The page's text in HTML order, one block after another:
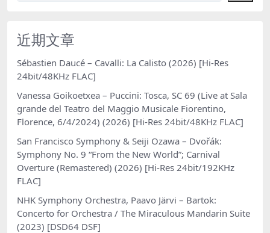
近期文章
Sébastien Daucé – Cavalli: La Calisto (2026) [Hi-Res
24bit/48KHz FLAC]
Vanessa Goikoetxea – Puccini: Tosca, SC 69 (Live at Sala
grande del Teatro del Maggio Musicale Fiorentino,
Florence, 6/4/2024) (2026) [Hi-Res 24bit/48KHz FLAC]
San Francisco Symphony & Seiji Ozawa – Dvořák:
Symphony No. 9 “From the New World”; Carnival
Overture (Remastered) (2026) [Hi-Res 24bit/192KHz
FLAC]
NHK Symphony Orchestra, Paavo Järvi – Bartok:
Concerto for Orchestra / The Miraculous Mandarin Suite
(2023) [DSD64 DSF]